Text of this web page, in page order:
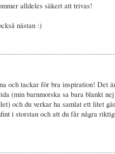
alldeles säkert att trivas!
nästan :)
och tackar för bra inspiration! Det
(min barnmorska sa bara blankt
och du verkar ha samlat ett litet
i storstan och att du får några